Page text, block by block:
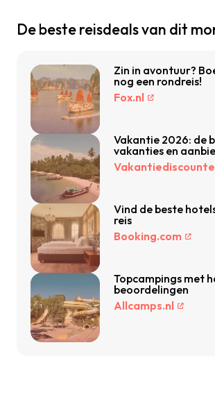
De beste reisdeals van dit
Zin in avontuur?
nog een rondreis!
Fox.nl
Vakantie 2026: de
vakanties en
Vind de beste
reis
Booking.com
Topcampings met
beoordelingen
Allcamps.nl